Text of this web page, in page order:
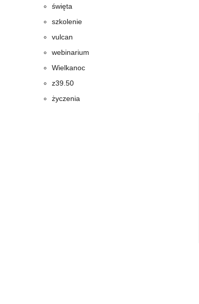
święta
szkolenie
vulcan
webinarium
Wielkanoc
z39.50
życzenia